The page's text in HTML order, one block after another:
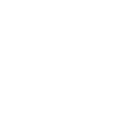
E-250 D'ESPAGNE
E E-250 D'ITALIE
E-250 DE
E-250 DES PAYS-